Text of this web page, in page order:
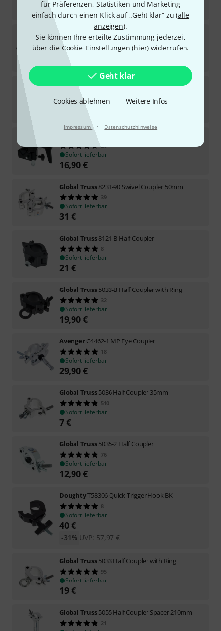
für Präferenzen, Statistiken und Marketing
einfach durch einen Klick auf „Geht klar“ zu (alle
anzeigen).
Sie können Ihre erteilte Zustimmung jederzeit
über die Cookie-Einstellungen (hier) widerrufen.
Geht klar
Cookies ablehnen Weitere Infos
Impressum · Datenschutzhinweise
19 €
Global Truss8231 Swivel Coupler 50mm
Sofort lieferbar
27,90
Global Truss5034 Half Coupler w. Half Cone
Sofort lieferbar
18,90€
Universal Clamp incl. TV-Tap
26
Sofort lieferbar
16,90€
Global Truss8231-90 Swivel Coupler 50mm
39
Sofort lieferbar
31 €
Global Truss8121-B Half Coupler
8
Sofort lieferbar
21 €
Global Truss5033-B Half Coupler with Ring
32
Sofort lieferbar
19,90€
AvengerC4462-1 MP Eye Coupler
18
Sofort lieferbar
29,90€
Global Truss5036 Half Coupler 35mm
510
Sofort lieferbar
7€
Global Truss5035-2 Half Coupler
76
Sofort lieferbar
12,90€
DoughtyT58306 Quick Trigger Hook BK
8
Sofort lieferbar
40€
UVP: 57,97 €
-31%
Global Truss5033 Half Coupler with Ring
95
Sofort lieferbar
19€
Global Truss5055 Half Coupler Spacer 210mm
21